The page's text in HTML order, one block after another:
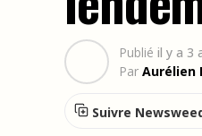
Publié il y a 3
Par Aurélien
Suivre